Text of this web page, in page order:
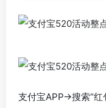
支付宝APP->搜索“红